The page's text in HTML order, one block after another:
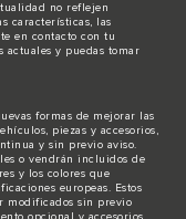
no reflejen
características, las
en contacto con tu
actuales y puedas tomar
formas de mejorar las
piezas y accesorios,
y sin previo aviso.
o vendrán incluidos de
y los colores que
europeas. Estos
modificados sin previo
opcional y accesorios